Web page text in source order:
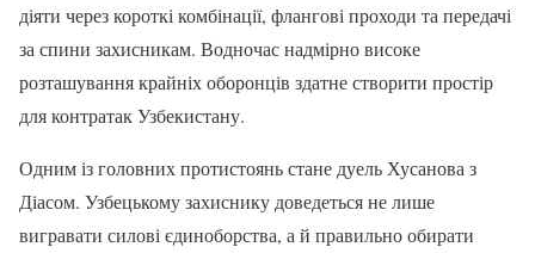
діяти через короткі комбінації, флангові проходи та передачі
за спини захисникам. Водночас надмірно високе
розташування крайніх оборонців здатне створити простір
для контратак Узбекистану.
Одним із головних протистоянь стане дуель Хусанова з
Діасом. Узбецькому захиснику доведеться не лише
вигравати силові єдиноборства, а й правильно обирати